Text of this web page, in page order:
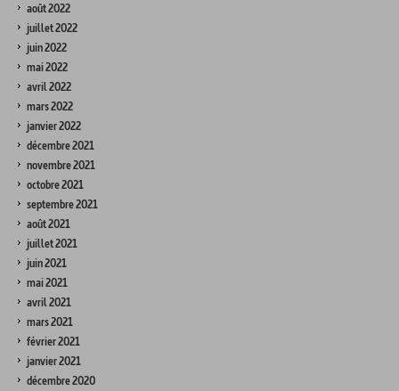
août 2022
juillet 2022
juin 2022
mai 2022
avril 2022
mars 2022
janvier 2022
décembre 2021
novembre 2021
octobre 2021
septembre 2021
août 2021
juillet 2021
juin 2021
mai 2021
avril 2021
mars 2021
février 2021
janvier 2021
décembre 2020